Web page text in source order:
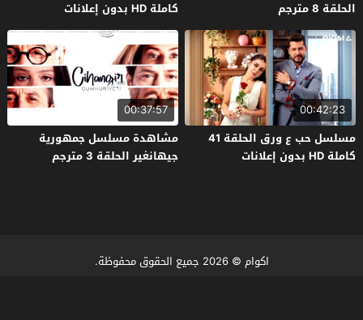
الحلقة 8 مترجم
كاملة HD بدون إعلانات
00:42:23
مسلسل حب ع ورق الحلقة 41
كاملة HD بدون إعلانات
00:37:57
مشاهدة مسلسل جمهورية
جيهانغير الحلقة 3 مترجم
اكوام © 2026 جميع الحقوق محفوظة.